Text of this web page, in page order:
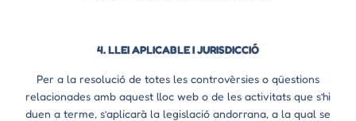
4. LLEI APLICABLE I JURISDICCIÓ
Per a la resolució de totes les controvèrsies o qüestions
relacionades amb aquest lloc web o de les activitats que s’hi
duen a terme, s’aplicarà la legislació andorrana, a la qual se